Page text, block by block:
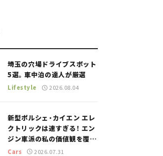
埼玉の穴場ドライブスポット
5選。車中泊の達人が厳選
Lifestyle 2026.08.04
新型ポルシェ・カイエン エレ
クトリックは速すぎる！ エン
ジン車派の私の価値観を覆し
た、新しいポルシェの走り。
Cars 2026.07.31